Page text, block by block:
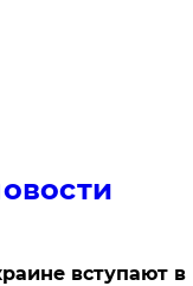
вступают в